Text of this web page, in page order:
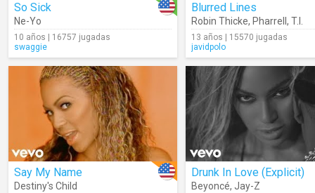
So Sick
Ne-Yo
10 años | 16757 jugadas
swaggie
Blurred Lines
Robin Thicke, Pharrell , T.I.
13 años | 15570 jugadas
javidpolo
Say My Name
Destiny's Child
Drunk In Love (Explicit)
Beyoncé, Jay-Z